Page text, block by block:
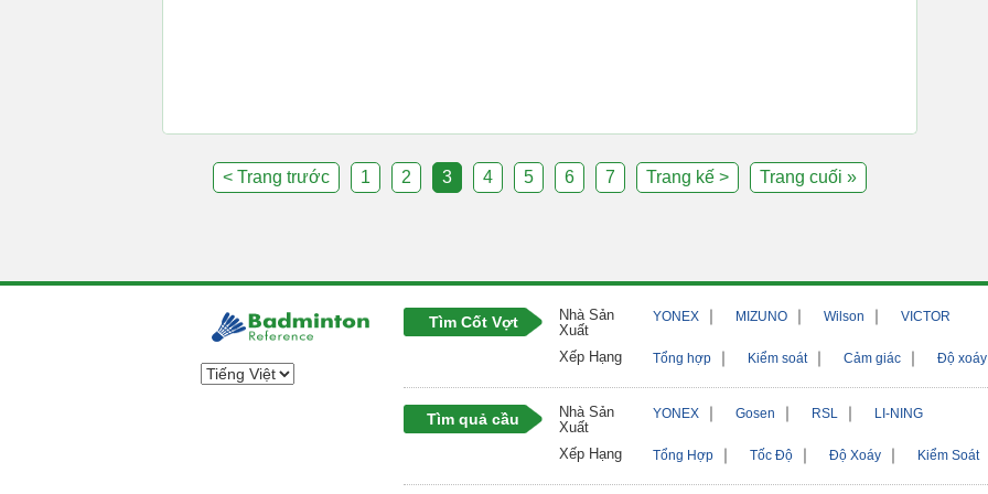
< Trang trước 1 2 3 4 5 6 7 Trang kế > Trang cuối »
Tìm Cốt Vợt
Nhà Sản
Xuất
YONEX ｜ MIZUNO ｜ Wilson ｜ VICTOR
Xếp Hạng Tổng hợp ｜ Kiểm soát｜ Cảm giác ｜ Độ xoáy
Tìm quả cầu
Nhà Sản
Xuất
YONEX ｜ Gosen ｜ RSL ｜ LI-NING
Xếp Hạng Tổng Hợp ｜ Tốc Độ ｜ Độ Xoáy ｜ Kiểm Soát